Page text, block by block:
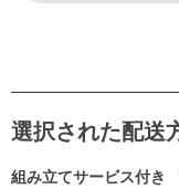
選択された配送
組み立てサービス付き